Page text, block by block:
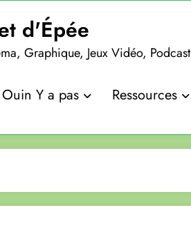
d'Épée
Graphique, Jeux Vidéo, Podcast
Y a pas Ressources